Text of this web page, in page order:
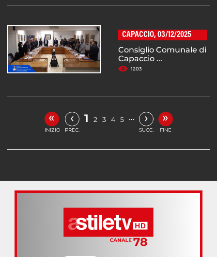
CAPACCIO, 03/12/2025
Consiglio Comunale di
Capaccio ...
1203
«
INIZIO
‹
PREC.
1 2 3 4 5 … ›
SUCC.
»
FINE